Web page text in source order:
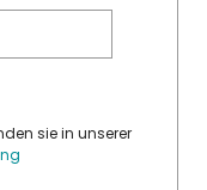
sie in unserer